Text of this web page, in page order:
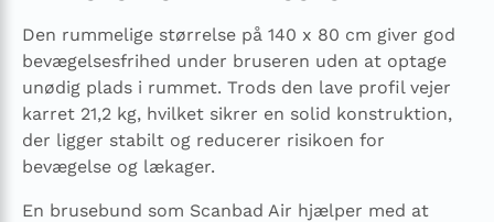
Den rummelige størrelse på 140 x 80 cm giver god
bevægelsesfrihed under bruseren uden at optage
unødig plads i rummet. Trods den lave profil vejer
karret 21,2 kg, hvilket sikrer en solid konstruktion,
der ligger stabilt og reducerer risikoen for
bevægelse og lækager.
En brusebund som Scanbad Air hjælper med at